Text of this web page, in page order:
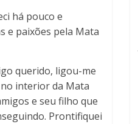
há pouco e
e paixões pela Mata
querido, ligou-me
interior da Mata
e seu filho que
Prontifiquei